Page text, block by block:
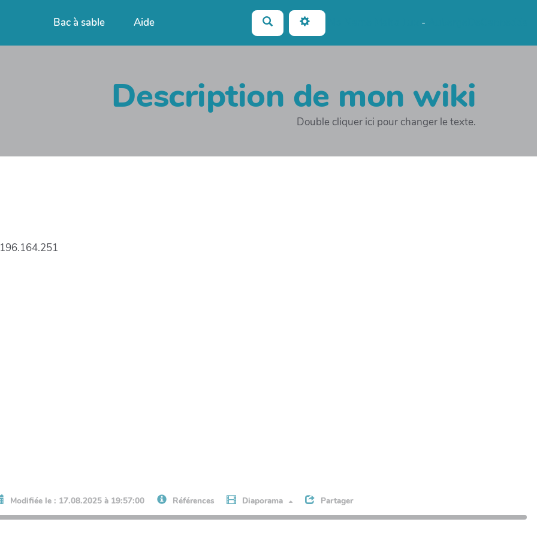
Bac à sable Aide Rechercher -
Description de mon wiki
Double cliquer ici pour changer le texte.
Modifiée le : 17.08.2025 à 19:57:00 Références Diaporama Partager